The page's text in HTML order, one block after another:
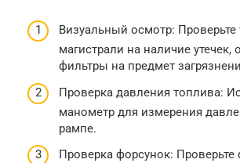
Визуальный осмотр:
магистрали на наличие утечек,
фильтры на предмет
Проверка давления топлива:
манометр для измерения
рампе.
Проверка форсунок: Проверьте